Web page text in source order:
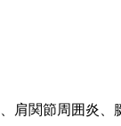
肩関節周囲炎